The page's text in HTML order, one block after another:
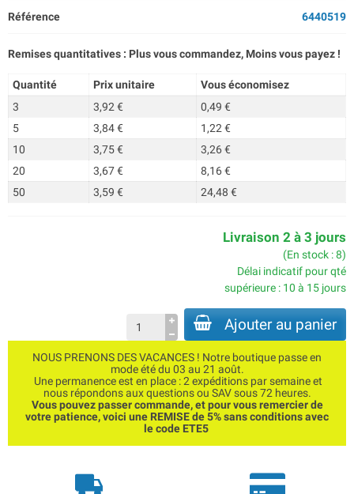
Référence 6440519
Remises quantitatives : Plus vous commandez, Moins vous payez !
Quantité Prix unitaire
Vous économisez
3
3,92 €
0,49 €
5
3,84 €
1,22 €
10
3,75 €
3,26 €
20
3,67 €
8,16 €
50
3,59 € 24,48 €
Livraison 2 à 3 jours
(En stock : 8)
Délai indicatif pour qté
supérieure : 10 à 15 jours
Ajouter au panier
NOUS PRENONS DES VACANCES ! Notre boutique passe en
mode été du 03 au 21 août.
Une permanence est en place : 2 expéditions par semaine et
nous répondons aux questions ou SAV sous 72 heures.
Vous pouvez passer commande, et pour vous remercier de
votre patience, voici une REMISE de 5% sans conditions avec
le code ETE5